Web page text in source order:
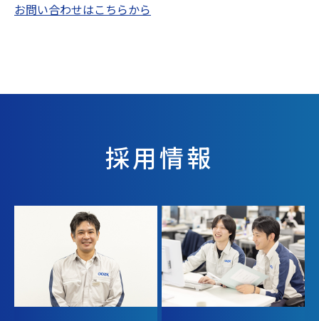
お問い合わせはこちらから
採用情報